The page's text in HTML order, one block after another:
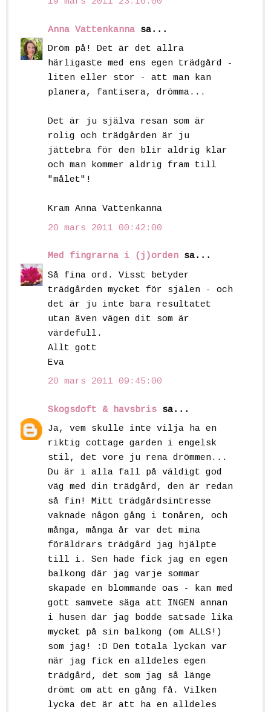
Anna Vattenkanna sa...
Dröm på! Det är det allra
härligaste med ens egen trädgård -
liten eller stor - att man kan
planera, fantisera, drömma...
Det är ju själva resan som är
rolig och trädgården är ju
jättebra för den blir aldrig klar
och man kommer aldrig fram till
"målet"!
Kram Anna Vattenkanna
20 mars 2011 00:42:00
Med fingrarna i (j)orden sa...
Så fina ord. Visst betyder
trädgården mycket för själen - och
det är ju inte bara resultatet
utan även vägen dit som är
värdefull.
Allt gott
Eva
20 mars 2011 09:45:00
Skogsdoft & havsbris sa...
Ja, vem skulle inte vilja ha en
riktig cottage garden i engelsk
stil, det vore ju rena drömmen...
Du är i alla fall på väldigt god
väg med din trädgård, den är redan
så fin! Mitt trädgårdsintresse
vaknade någon gång i tonåren, och
många, många år var det mina
föräldrars trädgård jag hjälpte
till i. Sen hade fick jag en egen
balkong där jag varje sommar
skapade en blommande oas - kan med
gott samvete säga att INGEN annan
i husen där jag bodde satsade lika
mycket på sin balkong (om ALLS!)
som jag! :D Den totala lyckan var
när jag fick en alldeles egen
trädgård, det som jag så länge
drömt om att en gång få. Vilken
lycka det är att ha en alldeles